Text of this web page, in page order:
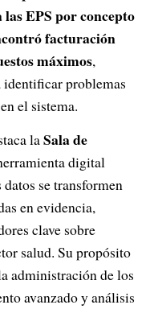
EPS por concepto
facturación
máximos,
identificar problemas
el sistema.
laSala de
digital
se transformen
en evidencia,
clave sobre
salud. Su propósito
administración de los
avanzado y análisis